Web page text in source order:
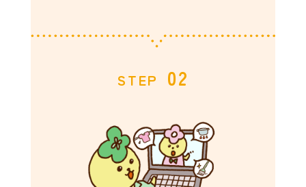
STEP 02